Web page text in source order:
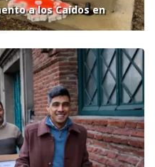
a los Caídos en